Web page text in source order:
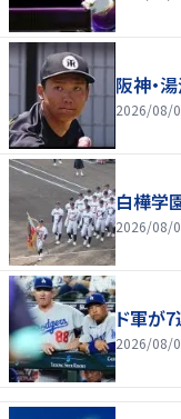
阪神・
2026/08/
白樺学
2026/08/
ド軍が
2026/08/